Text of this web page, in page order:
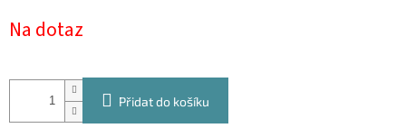
cena:
Na dotaz
Přidat do košíku